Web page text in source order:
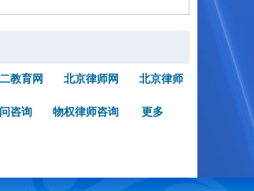
教育网 北京律师网 北京律师
咨询 物权律师咨询 更多